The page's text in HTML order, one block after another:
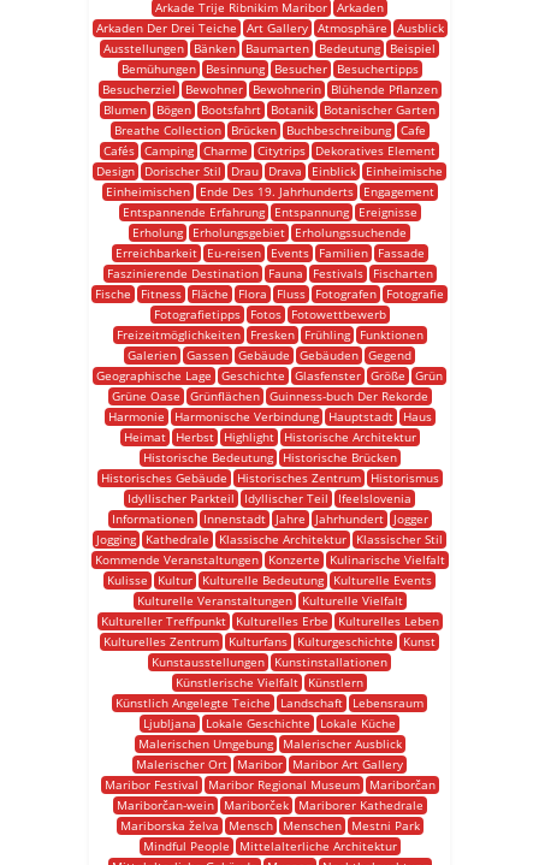
Arkade Trije Ribnikim Maribor Arkaden
Arkaden Der Drei Teiche
Art Gallery Atmosphäre
Ausblick
Ausstellungen
Bänken Baumarten Bedeutung
Beispiel
Bemühungen
Besinnung Besucher
Besuchertipps
Besucherziel
Bewohner Bewohnerin
Blühende Pflanzen
Blumen
Bögen Bootsfahrt Botanik
Botanischer Garten
Breathe Collection
Brücken Buchbeschreibung
Cafe
Cafés Camping Charme Citytrips
Dekoratives Element
Design
Dorischer Stil Drau Drava Einblick
Einheimische
Einheimischen
Ende Des 19. Jahrhunderts
Engagement
Entspannende Erfahrung
Entspannung
Ereignisse
Erholung
Erholungsgebiet
Erholungssuchende
Erreichbarkeit
Eu-reisen Events Familien
Fassade
Faszinierende Destination
Fauna Festivals
Fischarten
Fische
Fitness Fläche Flora Fluss Fotografen
Fotografie
Fotografietipps
Fotos
Fotowettbewerb
Freizeitmöglichkeiten
Fresken Frühling
Funktionen
Galerien Gassen Gebäude Gebäuden Gegend
Geographische Lage
Geschichte Glasfenster Größe
Grün
Grüne Oase
Grünflächen
Guinness-buch Der Rekorde
Harmonie
Harmonische Verbindung Hauptstadt
Haus
Heimat
Herbst Highlight
Historische Architektur
Historische Bedeutung
Historische Brücken
Historisches Gebäude
Historisches Zentrum
Historismus
Idyllischer Parkteil
Idyllischer Teil
Ifeelslovenia
Informationen
Innenstadt Jahre Jahrhundert
Jogger
Jogging
Kathedrale Klassische Architektur
Klassischer Stil
Kommende Veranstaltungen
Konzerte
Kulinarische Vielfalt
Kulisse
Kultur Kulturelle Bedeutung
Kulturelle Events
Kulturelle Veranstaltungen
Kulturelle Vielfalt
Kultureller Treffpunkt
Kulturelles Erbe
Kulturelles Leben
Kulturelles Zentrum
Kulturfans Kulturgeschichte
Kunst
Kunstausstellungen
Kunstinstallationen
Künstlerische Vielfalt
Künstlern
Künstlich Angelegte Teiche
Landschaft
Lebensraum
Ljubljana
Lokale Geschichte
Lokale Küche
Malerischen Umgebung
Malerischer Ausblick
Malerischer Ort
Maribor
Maribor Art Gallery
Maribor Festival
Maribor Regional Museum
Mariborčan
Mariborčan-wein
Mariborček
Mariborer Kathedrale
Mariborska želva
Mensch Menschen
Mestni Park
Mindful People
Mittelalterliche Architektur